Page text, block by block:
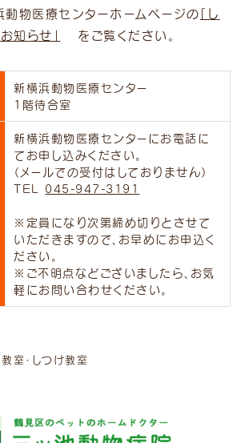
動物医療センターホームページの 「し
知らせ」
をご覧ください。
新横浜動物医療センター
1階待合室
新横浜動物医療センターにお電話に
てお申し込みください。
（メールでの受付はしておりません）
TEL 045-947-3191
※定員になり次第締め切りとさせて
いただきますので、お早めにお申込く
ださい。
※ご不明点などございましたら、お気
軽にお問い合わせください。
室・しつけ教室